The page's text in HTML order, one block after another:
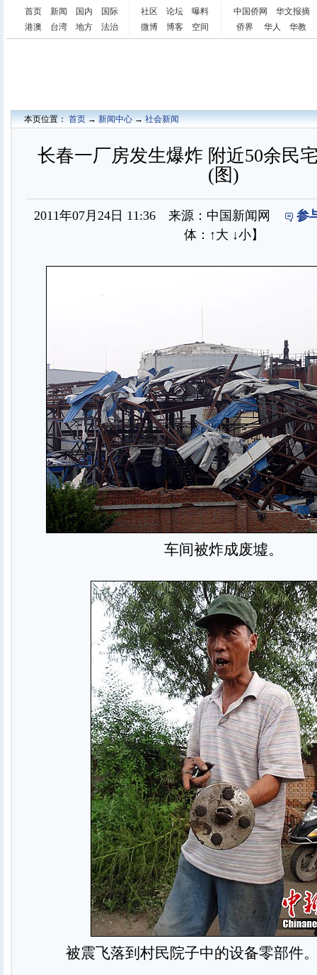
首页 新闻 国内
国际
港澳
台湾 地方 法治
社区 论坛
曝料
微博
博客 空间
中国侨网
华文报摘
侨界
华人 华教
本页位置：首页→新闻中心→社会新闻
长春一厂房发生爆炸 附近50余民
(图)
2011年07月24日 11:36 来源：中国新闻网
参
体： ↑大 ↓小】
车间被炸成废墟。
被震飞落到村民院子中的设备零部件